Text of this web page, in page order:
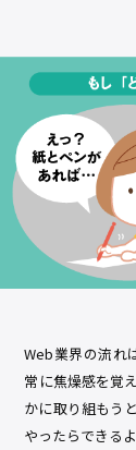
Web業界の流れ
常に焦燥感を覚
かに取り組もう
やったらできる